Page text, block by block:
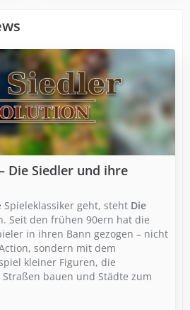
Die Siedler und ihre
geht, steht Die
Seit den frühen 90ern hat die
in ihren Bann gezogen – nicht
sondern mit dem
kleiner Figuren, die
bauen und Städte zum